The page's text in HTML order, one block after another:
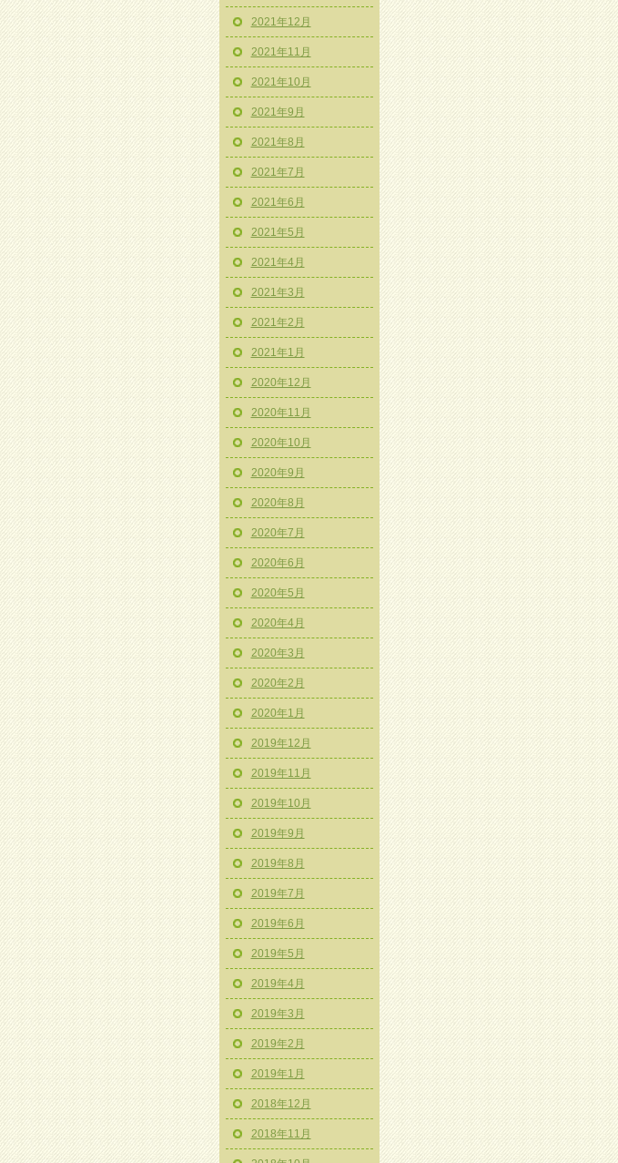
2021年12月
2021年11月
2021年10月
2021年9月
2021年8月
2021年7月
2021年6月
2021年5月
2021年4月
2021年3月
2021年2月
2021年1月
2020年12月
2020年11月
2020年10月
2020年9月
2020年8月
2020年7月
2020年6月
2020年5月
2020年4月
2020年3月
2020年2月
2020年1月
2019年12月
2019年11月
2019年10月
2019年9月
2019年8月
2019年7月
2019年6月
2019年5月
2019年4月
2019年3月
2019年2月
2019年1月
2018年12月
2018年11月